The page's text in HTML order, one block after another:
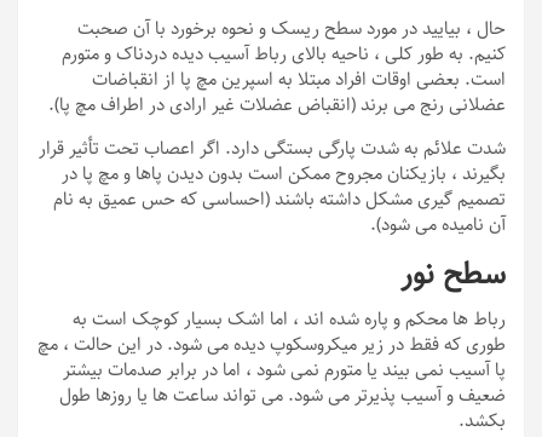
حال ، بیایید در مورد سطح ریسک و نحوه برخورد با آن صحبت
کنیم. به طور کلی ، ناحیه بالای رباط آسیب دیده دردناک و متورم
است. بعضی اوقات افراد مبتلا به اسپرین مچ پا از انقباضات
عضلانی رنج می برند (انقباض عضلات غیر ارادی در اطراف مچ پا).
شدت علائم به شدت پارگی بستگی دارد. اگر اعصاب تحت تأثیر قرار
بگیرند ، بازیکنان مجروح ممکن است بدون دیدن پاها و مچ پا در
تصمیم گیری مشکل داشته باشند (احساسی که حس عمیق به نام
آن نامیده می شود).
سطح نور
رباط ها محکم و پاره شده اند ، اما اشک بسیار کوچک است به
طوری که فقط در زیر میکروسکوپ دیده می شود. در این حالت ، مچ
پا آسیب نمی بیند یا متورم نمی شود ، اما در برابر صدمات بیشتر
ضعیف و آسیب پذیرتر می شود. می تواند ساعت ها یا روزها طول
بکشد.